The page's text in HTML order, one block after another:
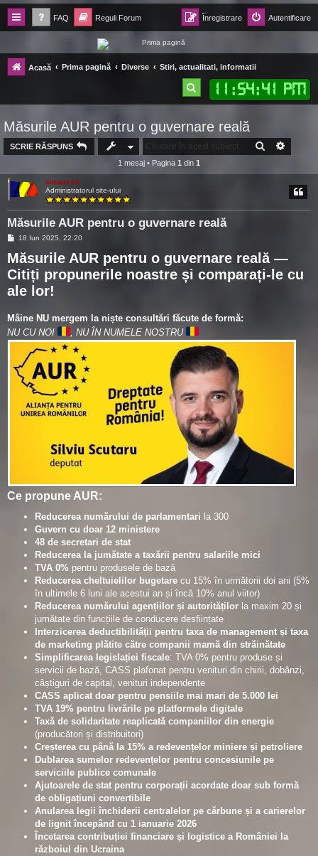
FAQ Reguli Forum Autentificare
Înregistrare
Forum Ecolomania™®
-= Idei pentru viitor =-
Acasă Prima pagină Diverse Stiri, actualitati, informatii
11 :54:42 PM
ă
u
Măsurile AUR pentru o guvernare reală
SCRIE RĂSPUNS CĂUTARE
1 mesaj • Pagina 1 din 1
cimaxcim
Administratorul site-ului
Măsurile AUR pentru o guvernare reală
M
s
a
j
18 Iun 2025, 22:20
Măsurile AUR pentru o guvernare reală —
Citiți propunerile noastre și comparați-le cu
ale lor!
Mâine NU mergem la niște consultări făcute de formă:
NU CU NOI
, NU ÎN NUMELE NOSTRU
Ce propune AUR:
Reducerea numărului de parlamentari la 300
Guvern cu doar 12 ministere
48 de secretari de stat
Reducerea la jumătate a taxării pentru salariile mici
TVA 0% pentru produsele de bază
Reducerea cheltuielilor bugetare cu 15% în următorii doi ani (5%
în ultimele 6 luni ale acestui an și încă 10% anul viitor)
Reducerea numărului agențiilor și autorităților la maxim 20 și
jumătate din funcțiile de conducere desființate
Interzicerea deductibilității pentru taxa de management și taxa
de marketing plătite către companii mamă din străinătate
Simplificarea legislației fiscale: TVA 0% pentru produse și
servicii de bază, CASS plafonat pentru venituri din chirii, dobânzi,
câștiguri de capital, venituri independente
CASS aplicat doar pentru pensiile mai mari de 5.000 lei
TVA 19% pentru livrările pe platformele digitale
Taxă de solidaritate reaplicată companiilor din energie
(producători și distribuitori)
Creșterea cu până la 15% a redevențelor miniere și petroliere
Dublarea sumelor redevențelor pentru concesiunile pe
serviciile publice comunale
Ajutoarele de stat pentru corporații acordate doar sub formă
de obligațiuni convertibile
Anularea legii închiderii centralelor pe cărbune și a carierelor
de lignit începând cu 1 ianuarie 2026
Încetarea contribuției financiare și logistice a României la
războiul din Ucraina